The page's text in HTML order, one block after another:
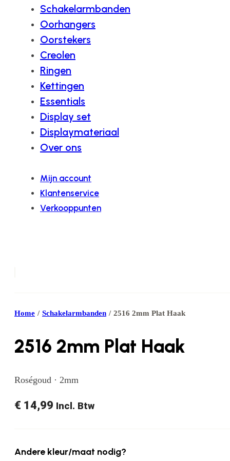
Schakelarmbanden
Oorhangers
Oorstekers
Creolen
Ringen
Kettingen
Essentials
Display set
Displaymateriaal
Over ons
Mijn account
Klantenservice
Verkooppunten
Home / Schakelarmbanden / 2516 2mm Plat Haak
2516 2mm Plat Haak
Roségoud · 2mm
€ 14,99 Incl. Btw
Andere kleur/maat nodig?